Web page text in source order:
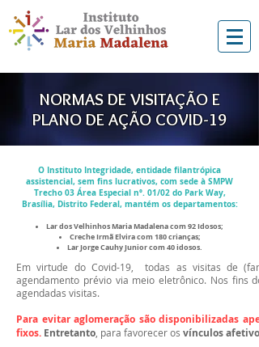
NORMAS DE VISITAÇÃO E
PLANO DE AÇÃO COVID-19
O Instituto Integridade, entidade filantrópica
assistencial, sem fins lucrativos, com sede à SMPW
Trecho 03 Área Especial nº. 01/02 do Park Way,
Brasília, Distrito Federal, mantém os departamentos:
Lar dos Velhinhos Maria Madalena com 92 Idosos;
Creche Irmã Elvira com 180 crianças;
Lar Jorge Cauhy Junior com 40 idosos.
Em virtude do Covid-19, todas as visitas de
agendamento prévio via meio eletrônico. Nos fins
agendadas visitas.
Para evitar aglomeração são disponibilizadas
fixos. Entretanto , para favorecer os vínculos